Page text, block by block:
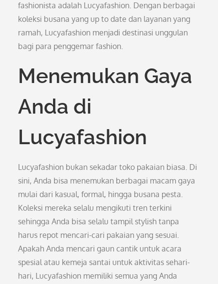
fashionista adalah Lucyafashion. Dengan berbagai
koleksi busana yang up to date dan layanan yang
ramah, Lucyafashion menjadi destinasi unggulan
bagi para penggemar fashion.
Menemukan Gaya
Anda di
Lucyafashion
Lucyafashion bukan sekadar toko pakaian biasa. Di
sini, Anda bisa menemukan berbagai macam gaya
mulai dari kasual, formal, hingga busana pesta.
Koleksi mereka selalu mengikuti tren terkini
sehingga Anda bisa selalu tampil stylish tanpa
harus repot mencari-cari pakaian yang sesuai.
Apakah Anda mencari gaun cantik untuk acara
spesial atau kemeja santai untuk aktivitas sehari-
hari, Lucyafashion memiliki semua yang Anda